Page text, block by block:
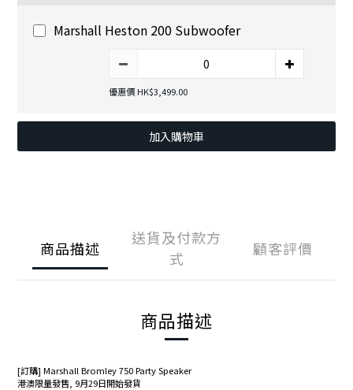
Marshall Heston 200 Subwoofer
優惠價 HK$3,499.00
加入購物車
商品描述
送貨及付款方
式
顧客評價
商品描述
[訂購] Marshall Bromley 750 Party Speaker
港澳限量發售, 9月29日開始發貨